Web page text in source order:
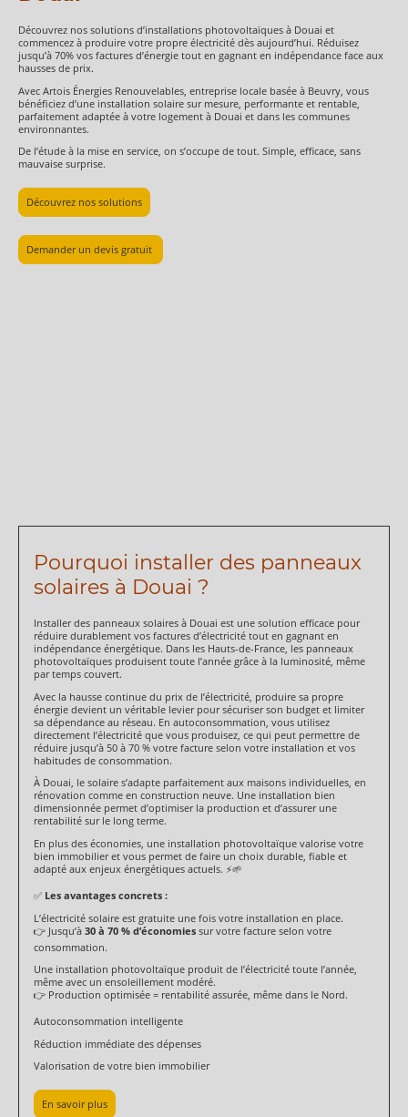
Découvrez nos solutions d’installations photovoltaïques à Douai et
commencez à produire votre propre électricité dès aujourd’hui. Réduisez
jusqu’à 70% vos factures d’énergie tout en gagnant en indépendance face aux
hausses de prix.
Avec Artois Énergies Renouvelables, entreprise locale basée à Beuvry, vous
bénéficiez d’une installation solaire sur mesure, performante et rentable,
parfaitement adaptée à votre logement à Douai et dans les communes
environnantes.
De l’étude à la mise en service, on s’occupe de tout. Simple, efficace, sans
mauvaise surprise.
Découvrez nos solutions
Demander un devis gratuit
Pourquoi installer des panneaux
solaires à Douai ?
Installer des panneaux solaires à Douai est une solution efficace pour
réduire durablement vos factures d’électricité tout en gagnant en
indépendance énergétique. Dans les Hauts-de-France, les panneaux
photovoltaïques produisent toute l’année grâce à la luminosité, même
par temps couvert.
Avec la hausse continue du prix de l’électricité, produire sa propre
énergie devient un véritable levier pour sécuriser son budget et limiter
sa dépendance au réseau. En autoconsommation, vous utilisez
directement l’électricité que vous produisez, ce qui peut permettre de
réduire jusqu’à 50 à 70 % votre facture selon votre installation et vos
habitudes de consommation.
À Douai, le solaire s’adapte parfaitement aux maisons individuelles, en
rénovation comme en construction neuve. Une installation bien
dimensionnée permet d’optimiser la production et d’assurer une
rentabilité sur le long terme.
En plus des économies, une installation photovoltaïque valorise votre
bien immobilier et vous permet de faire un choix durable, fiable et
adapté aux enjeux énergétiques actuels. ⚡🌱
✅ Les avantages concrets :
L’électricité solaire est gratuite une fois votre installation en place.
👉 Jusqu’à 30 à 70 % d’économies sur votre facture selon votre
consommation.
Une installation photovoltaïque produit de l’électricité toute l’année,
même avec un ensoleillement modéré.
👉 Production optimisée = rentabilité assurée, même dans le Nord.
Autoconsommation intelligente
Réduction immédiate des dépenses
Valorisation de votre bien immobilier
En savoir plus